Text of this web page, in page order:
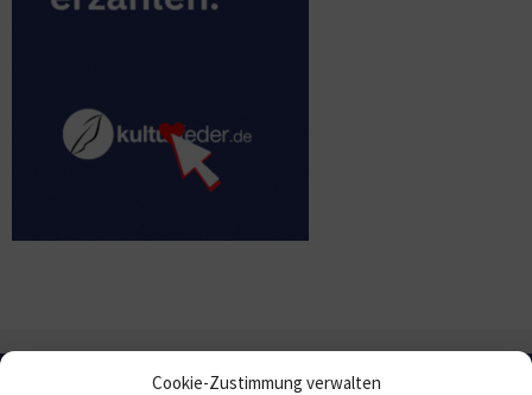
Cookie-Zustimmung verwalten